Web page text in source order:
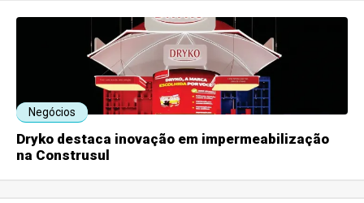
Negócios
Dryko destaca inovação em impermeabilização
na Construsul